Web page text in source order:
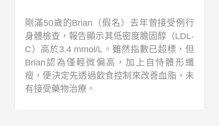
剛滿50歲的Brian（假名）去年曾接受例行
身體檢查，報告顯示其低密度膽固醇（LDL-
C）高於3.4 mmol/L。雖然指數已超標，但
Brian認為僅輕微偏高，加上自恃體形纖
瘦，便決定先透過飲食控制來改善血脂，未
有接受藥物治療。